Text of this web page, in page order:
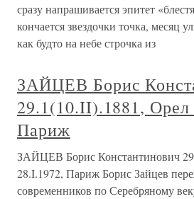
сразу напрашивается эпитет
кончается звездочки точка, месяц
как будто на небе строчка из
ЗАЙЦЕВ Борис
29.1(10.II).1881,
Париж
ЗАЙЦЕВ Борис Константинович
28.I.1972, Париж Борис Зайцев
современников по Серебряному